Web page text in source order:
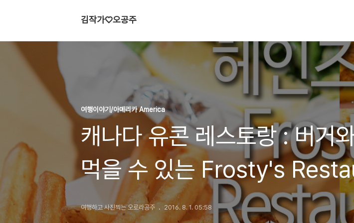
김작가♡오공주
여행이야기/아메리카 America
캐나다 유콘 레스토랑 : 버거
먹을 수 있는 Frosty's
여행하고 사진찍는 오로라공주 2016. 8. 1. 05:58